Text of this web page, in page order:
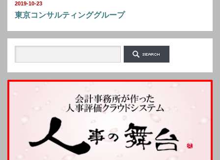
2019-10-23
東京コンサルティンググループ